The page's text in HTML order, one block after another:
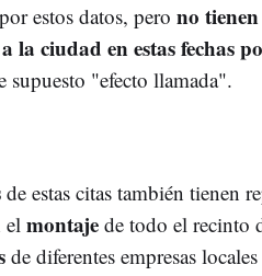
estos datos, pero no
la ciudad en estas fechas
supuesto "efecto llamada".
de estas citas también tienen
el montaje de todo el recinto
de diferentes empresas